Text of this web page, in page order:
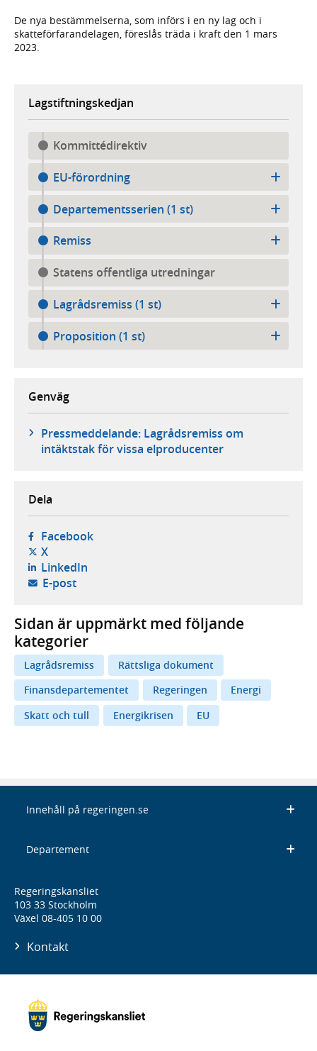
De nya bestämmelserna, som införs i en ny lag och i
skatteförfarandelagen, föreslås träda i kraft den 1 mars
2023.
Lagstiftningskedjan
Kommittédirektiv
EU-förordning
Departementsserien (1 st)
Remiss
Statens offentliga utredningar
Lagrådsremiss (1 st)
Proposition (1 st)
Genväg
Pressmeddelande: Lagrådsremiss om
intäktstak för vissa elproducenter
Dela
Facebook- öppnas i ny flik, extern webbplats,
X- öppnas i ny flik, extern webbplats,
LinkedIn- öppnas i ny flik, extern webbplats,
E-post- öppnar din e-postklient,
Sidan är uppmärkt med följande
kategorier
Lagrådsremiss
Rättsliga dokument
Finansdepartementet
Regeringen
Energi
Skatt och tull
Energikrisen EU
Innehåll på regeringen.se
Departement
Regeringskansliet
103 33 Stockholm
Växel 08-405 10 00
Kontakt